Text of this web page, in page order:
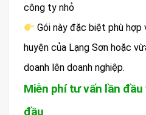
công ty nhỏ
Gói này đặc biệt phù
huyện của Lạng Sơn hoặc
doanh lên doanh nghiệp.
Miễn phí tư vấn lần
đầu